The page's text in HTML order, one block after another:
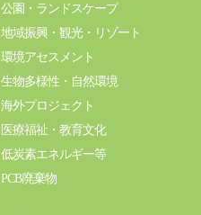
公園・ランドスケープ
地域振興・観光・リゾート
環境アセスメント
生物多様性・自然環境
海外プロジェクト
医療福祉・教育文化
低炭素エネルギー等
PCB廃棄物